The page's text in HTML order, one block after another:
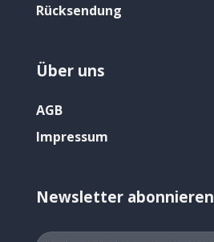
Rücksendung
Über uns
AGB
Impressum
Newsletter abonnieren